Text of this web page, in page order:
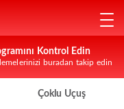
Kontrol Edin
buradan takip edin
Çoklu Uçuş